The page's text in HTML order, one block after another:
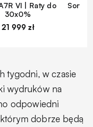
VI | Raty do
30x0%
21 999 zł
Sony
tygodni, w czasie
wydruków na
odpowiedni
dobrze będą